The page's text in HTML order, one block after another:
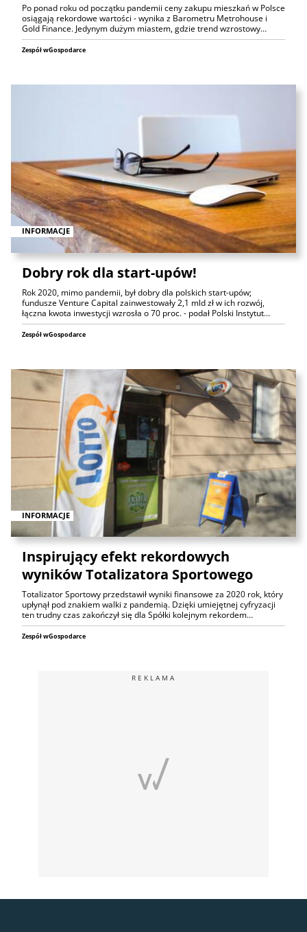
Po ponad roku od początku pandemii ceny zakupu mieszkań w Polsce
osiągają rekordowe wartości - wynika z Barometru Metrohouse i
Gold Finance. Jedynym dużym miastem, gdzie trend wzrostowy…
Zespół wGospodarce
INFORMACJE
Dobry rok dla start-upów!
Rok 2020, mimo pandemii, był dobry dla polskich start-upów;
fundusze Venture Capital zainwestowały 2,1 mld zł w ich rozwój,
łączna kwota inwestycji wzrosła o 70 proc. - podał Polski Instytut…
Zespół wGospodarce
INFORMACJE
Inspirujący efekt rekordowych
wyników Totalizatora Sportowego
Totalizator Sportowy przedstawił wyniki finansowe za 2020 rok, który
upłynął pod znakiem walki z pandemią. Dzięki umiejętnej cyfryzacji
ten trudny czas zakończył się dla Spółki kolejnym rekordem…
Zespół wGospodarce
REKLAMA